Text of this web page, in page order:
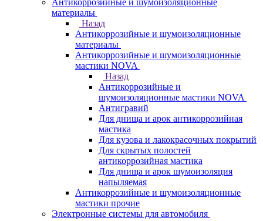
Антикоррозийные и шумоизоляционные
материалы
Назад
Антикоррозийные и шумоизоляционные
материалы
Антикоррозийные и шумоизоляционные
мастики NOVA
Назад
Антикоррозийные и
шумоизоляционные мастики NOVA
Антигравий
Для днища и арок антикоррозийная
мастика
Для кузова и лакокрасочных покрытий
Для скрытых полостей
антикоррозийная мастика
Для днища и арок шумоизоляция
напыляемая
Антикоррозийные и шумоизоляционные
мастики прочие
Электронные системы для автомобиля